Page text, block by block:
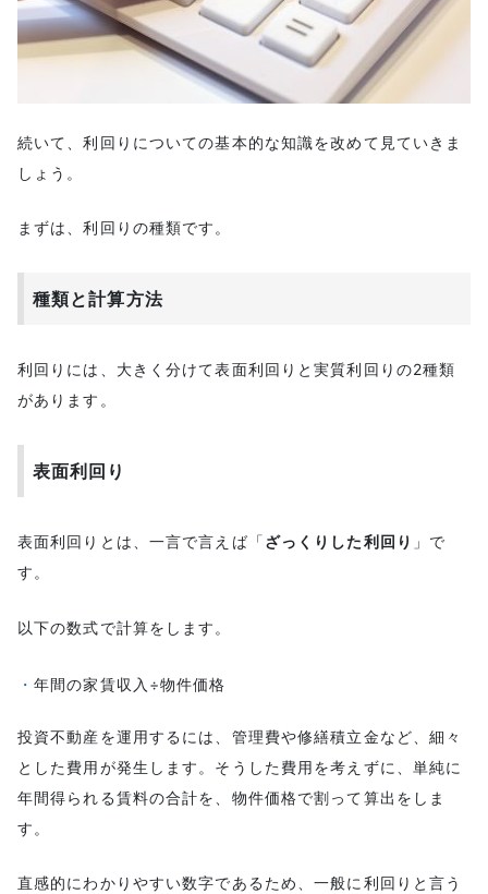
続いて、利回りについての基本的な知識を改めて見ていきま
しょう。
まずは、利回りの種類です。
種類と計算方法
利回りには、大きく分けて表面利回りと実質利回りの2種類
があります。
表面利回り
表面利回りとは、一言で言えば「 ざっくりした利回り 」で
す。
以下の数式で計算をします。
年間の家賃収入÷物件価格
投資不動産を運用するには、管理費や修繕積立金など、細々
とした費用が発生します。そうした費用を考えずに、単純に
年間得られる賃料の合計を、物件価格で割って算出をしま
す。
直感的にわかりやすい数字であるため、一般に利回りと言う